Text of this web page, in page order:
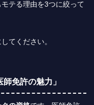
テる理由を3つに絞って
てください。
免許の魅力」